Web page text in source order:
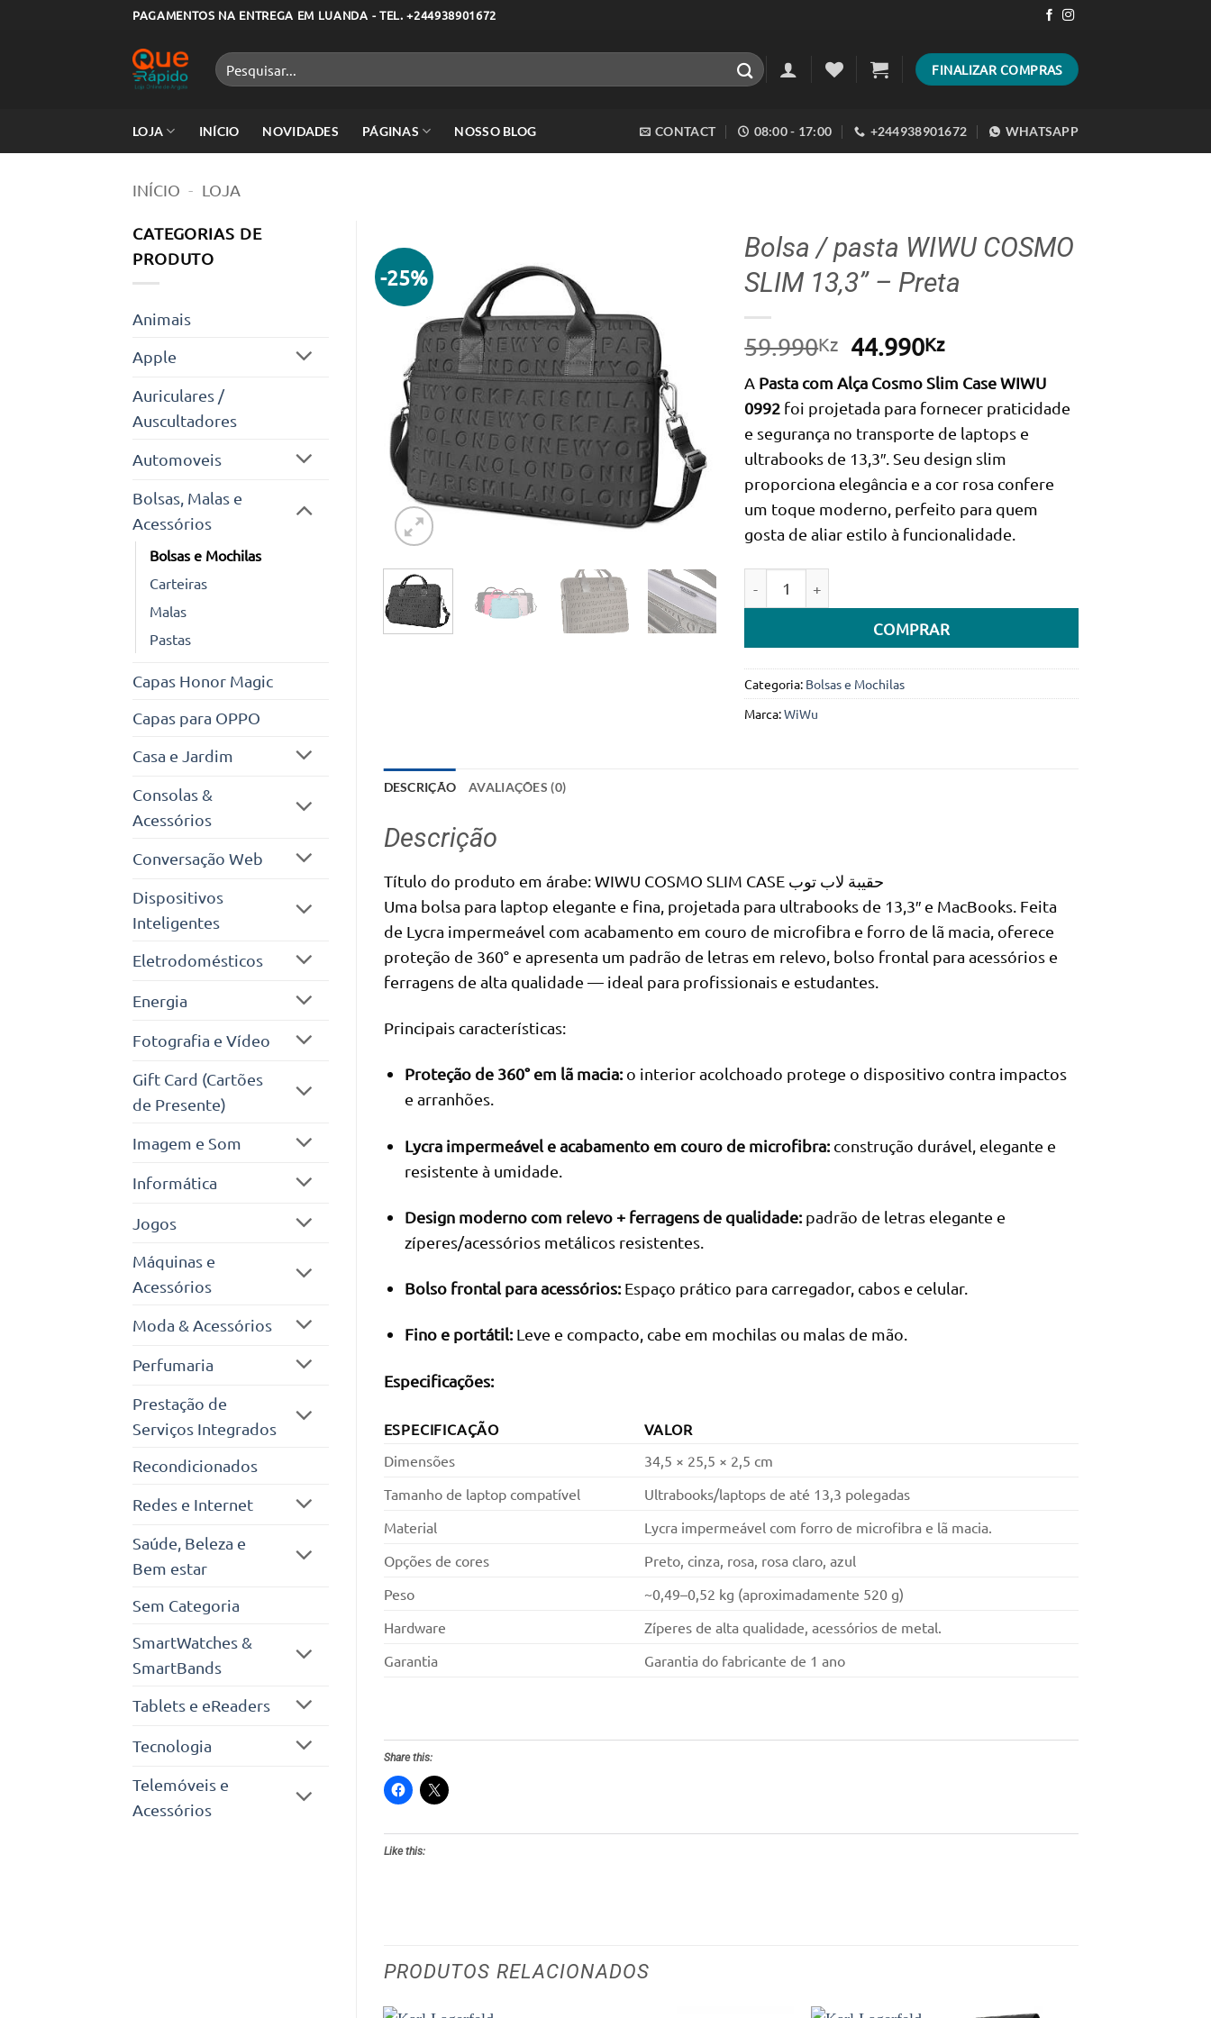
PAGAMENTOS NA ENTREGA EM LUANDA - TEL. +244938901672
Pesquisar
por:
FINALIZAR COMPRAS
LOJA INÍCIO NOVIDADES PÁGINAS NOSSO BLOG CONTACT 08:00 - 17:00 +244938901672 WHATSAPP
INÍCIO - LOJA
CATEGORIAS DE
PRODUTO
Animais
Apple
Auriculares /
Auscultadores
Automoveis
Bolsas, Malas e
Acessórios
Bolsas e Mochilas
Carteiras
Malas
Pastas
Capas Honor Magic
Capas para OPPO
Casa e Jardim
Consolas &
Acessórios
Conversação Web
Dispositivos
Inteligentes
Eletrodomésticos
Energia
Fotografia e Vídeo
Gift Card (Cartões
de Presente)
Imagem e Som
Informática
Jogos
Máquinas e
Acessórios
Moda & Acessórios
Perfumaria
Prestação de
Serviços Integrados
Recondicionados
Redes e Internet
Saúde, Beleza e
Bem estar
Sem Categoria
SmartWatches &
SmartBands
Tablets e eReaders
Tecnologia
Telemóveis e
Acessórios
-25%
desejos
Bolsa / pasta WIWU COSMO
SLIM 13,3” – Preta
59.990Kz O
preço
original
era:
59.990Kz.
44.990KzO
atual
é:
44.990Kz.
A Pasta com Alça Cosmo Slim Case WIWU
0992 foi projetada para fornecer praticidade
e segurança no transporte de laptops e
ultrabooks de 13,3″. Seu design slim
proporciona elegância e a cor rosa confere
um toque moderno, perfeito para quem
gosta de aliar estilo à funcionalidade.
COMPRAR
Categoria: Bolsas e Mochilas
Marca:WiWu
DESCRIÇÃO AVALIAÇÕES (0)
Descrição
Uma bolsa para laptop elegante e fina, projetada para ultrabooks de 13,3″ e MacBooks. Feita
de Lycra impermeável com acabamento em couro de microfibra e forro de lã macia, oferece
proteção de 360° e apresenta um padrão de letras em relevo, bolso frontal para acessórios e
ferragens de alta qualidade — ideal para profissionais e estudantes.
Principais características:
Proteção de 360° em lã macia:o interior acolchoado protege o dispositivo contra impactos
e arranhões.
Lycra impermeável e acabamento em couro de microfibra:construção durável, elegante e
resistente à umidade.
Design moderno com relevo + ferragens de qualidade:padrão de letras elegante e
zíperes/acessórios metálicos resistentes.
Bolso frontal para acessórios:Espaço prático para carregador, cabos e celular.
Fino e portátil:Leve e compacto, cabe em mochilas ou malas de mão.
Especificações:
ESPECIFICAÇÃO
VALOR
Dimensões
34,5 × 25,5 × 2,5 cm
Tamanho de laptop compatível
Ultrabooks/laptops de até 13,3 polegadas
Material
Lycra impermeável com forro de microfibra e lã macia.
Opções de cores
Preto, cinza, rosa, rosa claro, azul
Peso
~0,49–0,52 kg (aproximadamente 520 g)
Hardware
Zíperes de alta qualidade, acessórios de metal.
Garantia
Garantia do fabricante de 1 ano
Share this:
Like this:
PRODUTOS RELACIONADOS